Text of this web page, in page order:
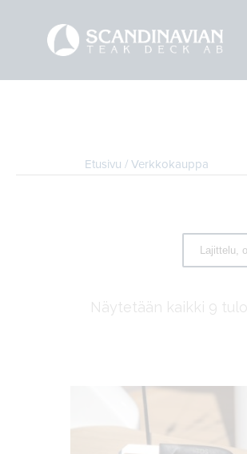
Etusivu / Verkkokauppa
Näytetään kaikki 9